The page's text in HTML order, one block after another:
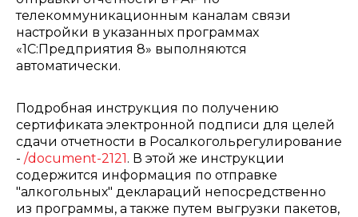
телекоммуникационным каналам связи
настройки в указанных программах
«1С:Предприятия 8» выполняются
автоматически.
Подробная инструкция по получению
сертификата электронной подписи для целей
сдачи отчетности в Росалкогольрегулирование
- /document-2121. В этой же инструкции
содержится информация по отправке
"алкогольных" деклараций непосредственно
из программы, а также путем выгрузки пакетов,